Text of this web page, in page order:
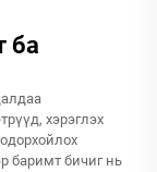
ба
хэрэглэх
баримт бичиг нь